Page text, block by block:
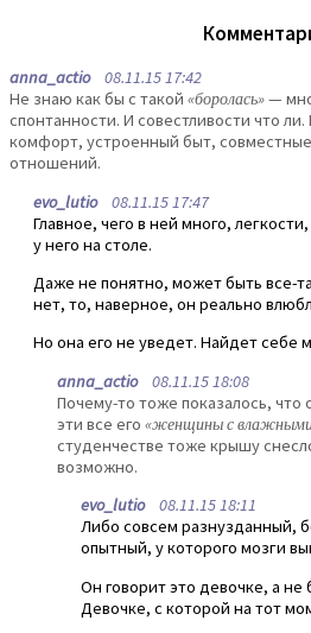
anna_actio08.11.15 17:42
Не знаю как бы с такой «боролась»—
спонтанности. И совестливости что
комфорт, устроенный быт,
отношений.
evo_lutio08.11.15 17:47
Главное, чего в ней много,
у него на столе.
Даже не понятно, может быть все-
нет, то, наверное, он реально
Но она его не уведет. Найдет себе
anna_actio08.11.15 18:08
Почему-то тоже показалось,
эти все его «женщины с влажными
студенчестве тоже крышу
возможно.
evo_lutio08.11.15 18:11
Либо совсем разнузданный,
опытный, у которого мозги
Он говорит это девочке, а
Девочке, с которой на тот